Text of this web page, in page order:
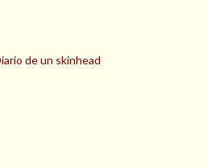
de un skinhead